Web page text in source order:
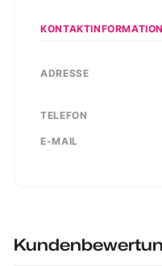
ADRESSE
TELEFON
E-MAIL